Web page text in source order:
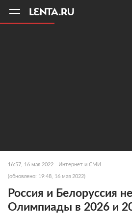
16:57, 16 мая 2022 Интернет и СМИ
(обновлено: 19:48, 16 мая 2022)
Россия и Белоруссия
Олимпиады в 2026 и